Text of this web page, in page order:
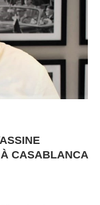
CASABLANCA